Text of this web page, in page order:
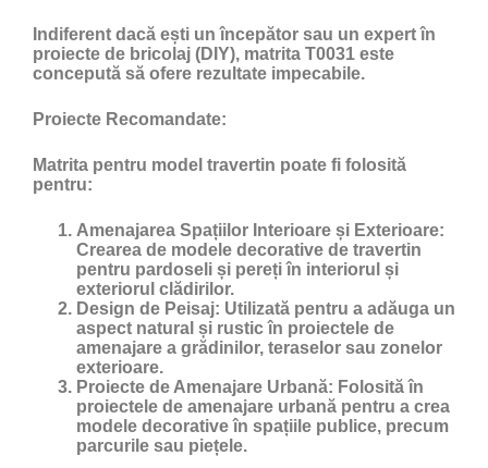
Indiferent dacă ești un începător sau un expert în
proiecte de bricolaj (DIY), matrita T0031 este
concepută să ofere rezultate impecabile.
Proiecte Recomandate:
Matrita pentru model travertin poate fi folosită
pentru:
Amenajarea Spațiilor Interioare și Exterioare:
Crearea de modele decorative de travertin
pentru pardoseli și pereți în interiorul și
exteriorul clădirilor.
Design de Peisaj: Utilizată pentru a adăuga un
aspect natural și rustic în proiectele de
amenajare a grădinilor, teraselor sau zonelor
exterioare.
Proiecte de Amenajare Urbană: Folosită în
proiectele de amenajare urbană pentru a crea
modele decorative în spațiile publice, precum
parcurile sau piețele.